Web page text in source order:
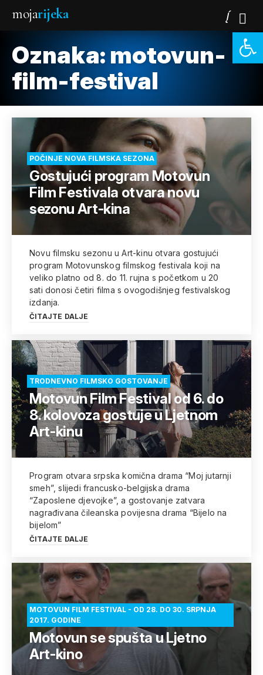
mojarijeka
Oznaka: motovun-
film-festival
POČINJE NOVA FILMSKA SEZONA
Gostujući program Motovun
Film Festivala otvara novu
sezonu Art-kina
Novu filmsku sezonu u Art-kinu otvara gostujući
program Motovunskog filmskog festivala koji na
veliko platno od 8. do 11. rujna s početkom u 20
sati donosi četiri filma s ovogodišnjeg festivalskog
izdanja.
ČITAJTE DALJE
TRODNEVNO FILMSKO GOSTOVANJE
Motovun Film Festival od 6. do
8. kolovoza gostuje u Ljetnom
Art-kinu
Program otvara srpska komična drama “Moj jutarnji
smeh”, slijedi francusko-belgijska drama
“Zaposlene djevojke”, a gostovanje zatvara
nagrađivana čileanska povijesna drama “Bijelo na
bijelom”
ČITAJTE DALJE
MOTOVUN FILM FESTIVAL - OD 28. DO 30. SRPNJA
2017. GODINE
Motovun se spušta u Ljetno
Art-kino